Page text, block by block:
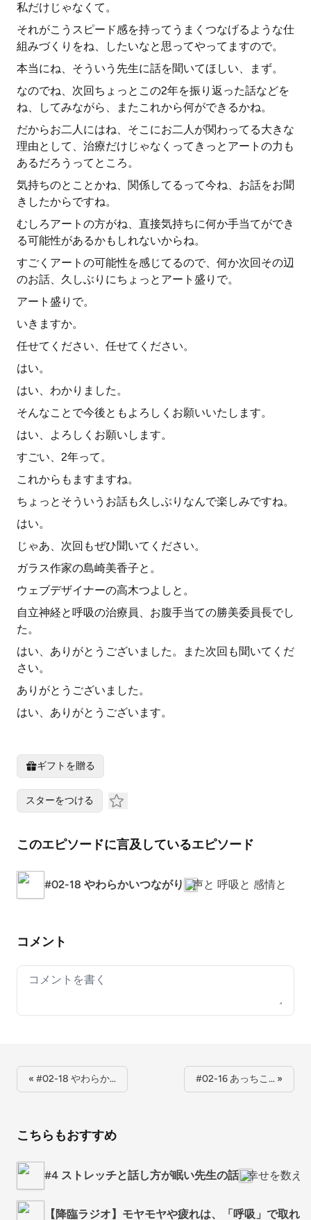
私だけじゃなくて。
それがこうスピード感を持ってうまくつなげるような仕
組みづくりをね、したいなと思ってやってますので。
本当にね、そういう先生に話を聞いてほしい、まず。
なのでね、次回ちょっとこの2年を振り返った話などを
ね、してみながら、またこれから何ができるかね。
だからお二人にはね、そこにお二人が関わってる大きな
理由として、治療だけじゃなくってきっとアートの力も
あるだろうってところ。
気持ちのとことかね、関係してるって今ね、お話をお聞
きしたからですね。
むしろアートの方がね、直接気持ちに何か手当てができ
る可能性があるかもしれないからね。
すごくアートの可能性を感じてるので、何か次回その辺
のお話、久しぶりにちょっとアート盛りで。
アート盛りで。
いきますか。
任せてください、任せてください。
はい。
はい、わかりました。
そんなことで今後ともよろしくお願いいたします。
はい、よろしくお願いします。
すごい、2年って。
これからもますますね。
ちょっとそういうお話も久しぶりなんで楽しみですね。
はい。
じゃあ、次回もぜひ聞いてください。
ガラス作家の島崎美香子と。
ウェブデザイナーの高木つよしと。
自立神経と呼吸の治療員、お腹手当ての勝美委員長でし
た。
はい、ありがとうございました。また次回も聞いてくだ
さい。
ありがとうございました。
はい、ありがとうございます。
ギフトを贈る
スターをつける
このエピソードに言及しているエピソード
#02-18 やわらかいつながり 声と 呼吸と 感情と
コメント
Your comment
« #02-18 やわらか… #02-16 あっちこ… »
こちらもおすすめ
#4 ストレッチと話し方が眠い先生の話 幸せを数え
【降臨ラジオ】モヤモヤや疲れは、「呼吸」で取れ